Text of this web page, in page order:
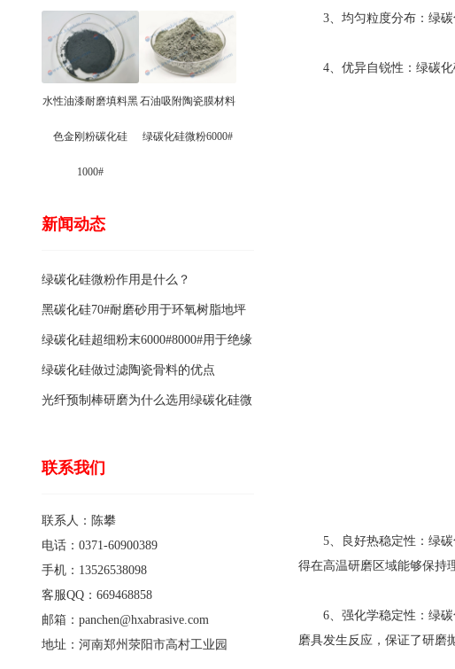
水性油漆耐磨填料黑
色金刚粉碳化硅
1000#
石油吸附陶瓷膜材料
绿碳化硅微粉6000#
新闻动态
绿碳化硅微粉作用是什么？
黑碳化硅70#耐磨砂用于环氧树脂地坪
骨料的特点有哪些？
绿碳化硅超细粉末6000#8000#用于绝缘
涂料的优点
绿碳化硅做过滤陶瓷骨料的优点
光纤预制棒研磨为什么选用绿碳化硅微
联系我们
联系人：陈攀
电话：0371-60900389
手机：13526538098
客服QQ：669468858
邮箱：panchen@hxabrasive.com
地址：河南郑州荥阳市高村工业园
3、均匀粒度分布：绿碳
4、优异自锐性：绿碳化
5、良好热稳定性：绿碳
得在高温研磨区域能够保持
6、强化学稳定性：绿碳
磨具发生反应，保证了研磨